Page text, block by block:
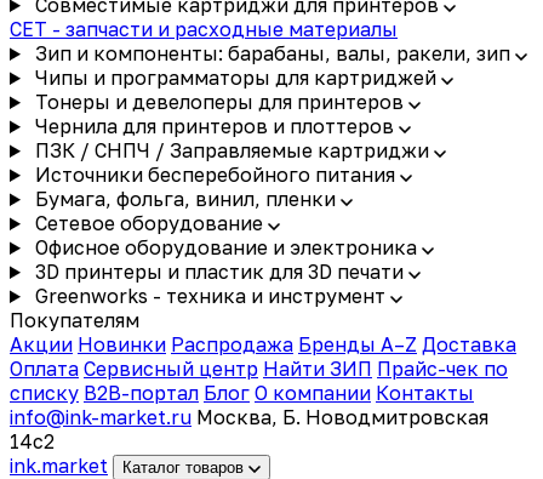
Совместимые картриджи для принтеров
CET - запчасти и расходные материалы
Зип и компоненты: барабаны, валы, ракели, зип
Чипы и программаторы для картриджей
Тонеры и девелоперы для принтеров
Чернила для принтеров и плоттеров
ПЗК / СНПЧ / Заправляемые картриджи
Источники бесперебойного питания
Бумага, фольга, винил, пленки
Сетевое оборудование
Офисное оборудование и электроника
3D принтеры и пластик для 3D печати
Greenworks - техника и инструмент
Покупателям
Акции Новинки Распродажа Бренды A–Z Доставка
Оплата Сервисный центр Найти ЗИП Прайс-чек по
списку B2B-портал Блог О компании Контакты
info@ink-market.ru Москва, Б. Новодмитровская
14с2
ink.market Каталог товаров